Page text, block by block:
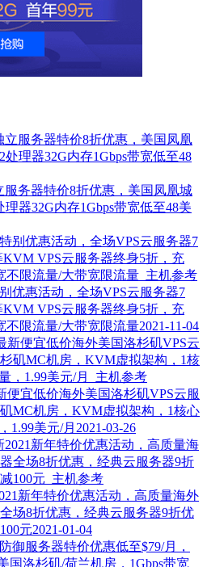
服务器特价8折优惠，美国凤凰城
理器32G内存1Gbps带宽低至48美
优惠活动，全场VPS云服务器7
VPS云服务器终身5折，充
不限流量/大带宽限流量2021-11-04
便宜低价海外美国洛杉矶VPS云服
MC机房，KVM虚拟架构，1核心
1.99美元/月 2021-03-26
新年特价优惠活动，高质量海外
场8折优惠，经典云服务器9折优
元2021-01-04